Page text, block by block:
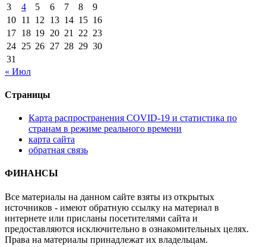
3
4 5 6 7 8
9
10 11 12 13 14 15 16
17 18 19 20 21 22 23
24 25 26 27 28 29 30
31
« Июл
Страницы
Карта распространения COVID-19 и статистика по
странам в режиме реального времени
карта сайта
обратная связь
ФИНАНСЫ
Все материалы на данном сайте взяты из открытых
источников - имеют обратную ссылку на материал в
интернете или присланы посетителями сайта и
предоставляются исключительно в ознакомительных целях.
Права на материалы принадлежат их владельцам.